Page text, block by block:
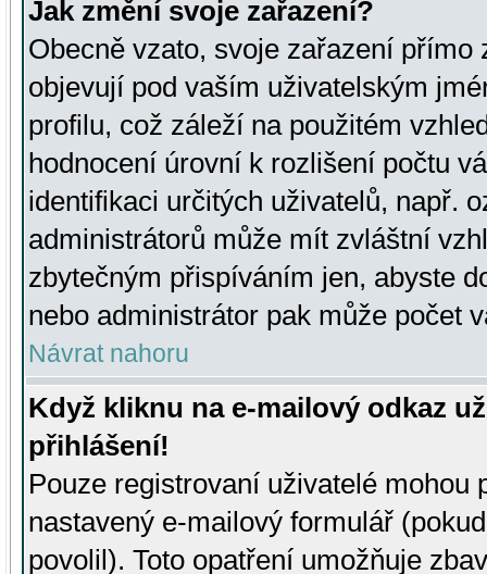
Jak změní svoje zařazení?
Obecně vzato, svoje zařazení přímo
objevují pod vaším uživatelským
profilu, což záleží na použitém
hodnocení úrovní k rozlišení počtu
identifikaci určitých uživatelů, např.
administrátorů může mít zvláštní
zbytečným přispíváním jen, abyste
nebo administrátor pak může počet
Návrat nahoru
Když kliknu na e-mailový odkaz
přihlášení!
Pouze registrovaní uživatelé mohou
nastavený e-mailový formulář
povolil). Toto opatření umožňuje